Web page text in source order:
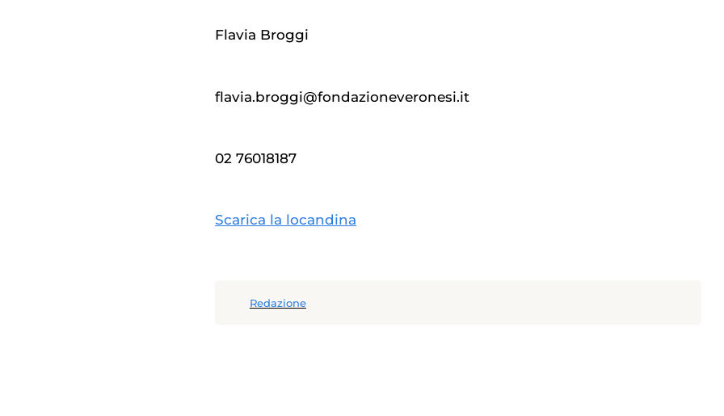
Flavia Broggi
flavia.broggi@fondazioneveronesi.it
02 76018187
Scarica la locandina
Redazione